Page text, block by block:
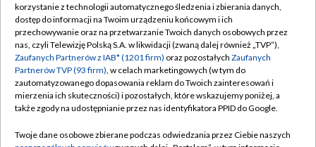
TVP
Abonament TVP
Emisja w TVP
Centrum informacji TVP
Naziemna Telewizja Cyfrowa
Regulamin TVP
Polityka prywatności
Moje zgody
Pomoc
korzystanie z technologii automatycznego śledzenia i zbierania danych,
dostęp do informacji na Twoim urządzeniu końcowym i ich
przechowywanie oraz na przetwarzanie Twoich danych osobowych przez
nas, czyli Telewizję Polską S.A. w likwidacji (zwaną dalej również „TVP”),
Zaufanych Partnerów z IAB* (1201 firm) oraz pozostałych Zaufanych
Partnerów TVP (93 firm), w celach marketingowych (w tym do
zautomatyzowanego dopasowania reklam do Twoich zainteresowań i
mierzenia ich skuteczności) i pozostałych, które wskazujemy poniżej, a
także zgody na udostępnianie przez nas identyfikatora PPID do Google.
Twoje dane osobowe zbierane podczas odwiedzania przez Ciebie naszych